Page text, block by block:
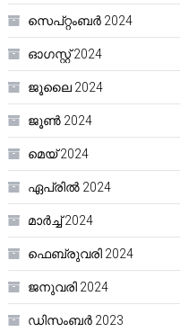
സെപ്റ്റംബർ 2024
ഓഗസ്റ്റ്‌ 2024
ജൂലൈ 2024
ജൂൺ 2024
മെയ്‌ 2024
ഏപ്രിൽ 2024
മാർച്ച്‌ 2024
ഫെബ്രുവരി 2024
ജനുവരി 2024
ഡിസംബർ 2023